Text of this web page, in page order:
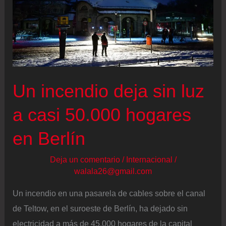
Un incendio deja sin luz
a casi 50.000 hogares
en Berlín
Deja un comentario / Internacional /
walala26@gmail.com
Un incendio en una pasarela de cables sobre el canal
de Teltow, en el suroeste de Berlín, ha dejado sin
electricidad a más de 45.000 hogares de la capital